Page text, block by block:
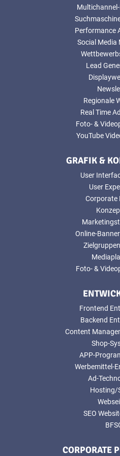
Performance
Social Media
Lead
Regionale
Real Time
Foto- &
YouTube
GRAFIK &
User
User
Corporate
Online-
Foto- &
Frontend
Backend
Content
Shop-
APP-
Werbemittel-
Ad-
Hosting/
SEO
CORPORATE